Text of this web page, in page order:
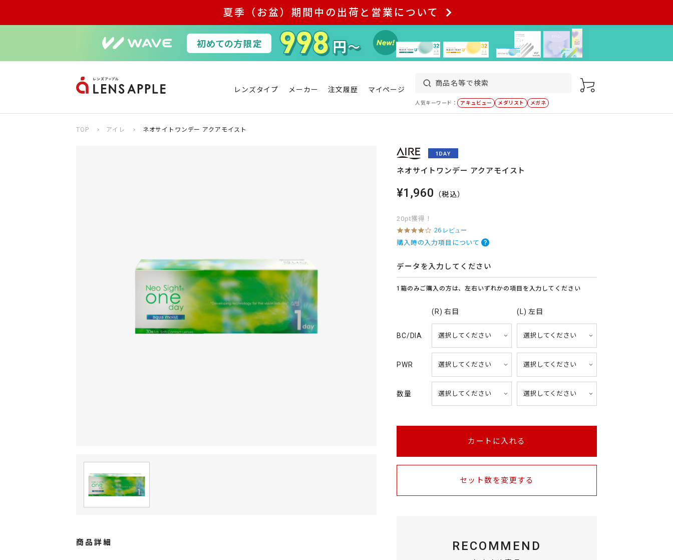
夏季（お盆）期間中の出荷と営業について
レンズタイプ メーカー 注文履歴 マイページ
人気キーワード： アキュビュー メダリスト メガネ
TOP アイレ ネオサイトワンデー アクアモイスト
商品詳細
ネオサイトワンデー アクアモイスト
¥1,960 （税込）
20pt獲得！
4
.
2
t
r
t
i
n
26 レビュー
購入時の入力項目について
データを入力してください
1箱のみご購入の方は、左右いずれかの項目を入力してください
(R) 右目 (L) 左目
BC/DIA
PWR
数量
カートに入れる
セット数を変更する
RECOMMEND